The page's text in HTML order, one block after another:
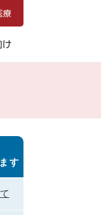
療
け
す